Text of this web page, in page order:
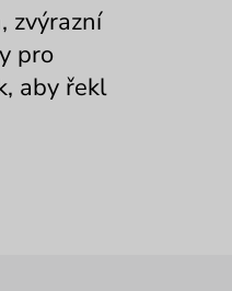
zvýrazní
pro
aby řekl